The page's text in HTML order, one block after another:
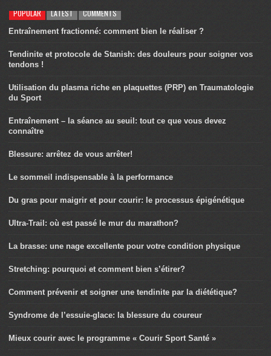
POPULAR LATEST COMMENTS
Entraînement fractionné: comment bien le réaliser ?
Tendinite et protocole de Stanish: des douleurs pour soigner vos
tendons !
Utilisation du plasma riche en plaquettes (PRP) en Traumatologie
du Sport
Entraînement – la séance au seuil: tout ce que vous devez
connaître
Blessure: arrêtez de vous arrêter!
Le sommeil indispensable à la performance
Du gras pour maigrir et pour courir: le processus épigénétique
Ultra-Trail: où est passé le mur du marathon?
La brasse: une nage excellente pour votre condition physique
Stretching: pourquoi et comment bien s’étirer?
Comment prévenir et soigner une tendinite par la diététique?
Syndrome de l’essuie-glace: la blessure du coureur
Mieux courir avec le programme « Courir Sport Santé »